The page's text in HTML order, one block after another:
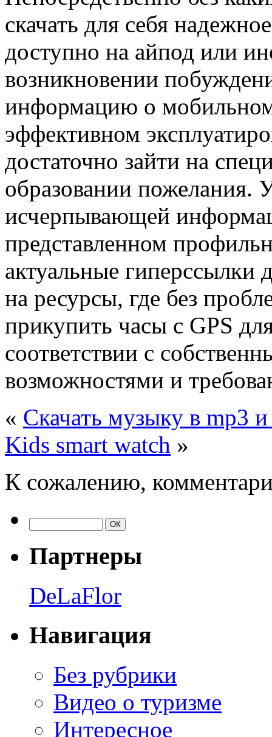
скачать для себя
доступно на айпод или
возникновении
информацию о
эффективном
достаточно зайти на
образовании пожелания.
исчерпывающей
представленном
актуальные гиперссылки
на ресурсы, где без
прикупить часы с GPS
соответствии с
возможностями и
« Скачать музыку в mp3
Kids smart watch »
К сожалению,
Партнеры
DeLaFlor
Навигация
Без рубрики
Видео о туризме
Интересное